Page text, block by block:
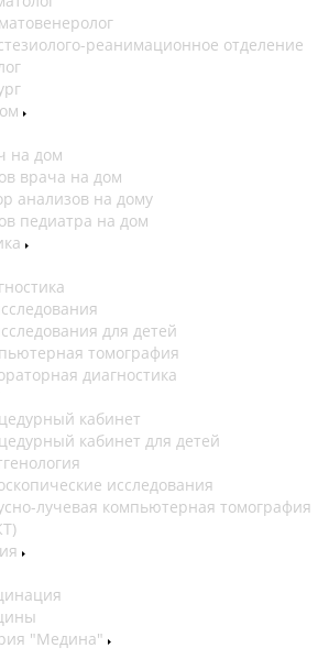
реанимационное отделение
на дом
врача на дом
анализов на дому
педиатра на дом
для детей
томография
диагностика
кабинет
кабинет для детей
исследования
лучевая компьютерная томография
"Медина"